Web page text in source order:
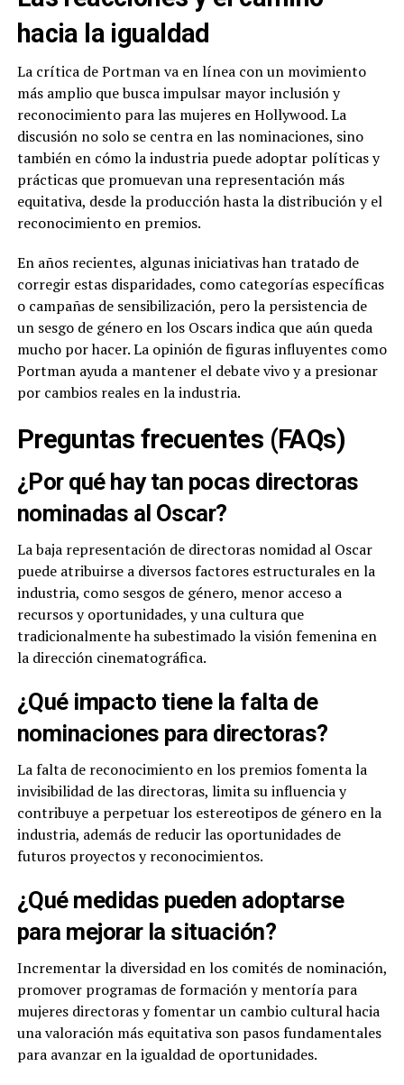
hacia la igualdad
La crítica de Portman va en línea con un movimiento
más amplio que busca impulsar mayor inclusión y
reconocimiento para las mujeres en Hollywood. La
discusión no solo se centra en las nominaciones, sino
también en cómo la industria puede adoptar políticas y
prácticas que promuevan una representación más
equitativa, desde la producción hasta la distribución y el
reconocimiento en premios.
En años recientes, algunas iniciativas han tratado de
corregir estas disparidades, como categorías específicas
o campañas de sensibilización, pero la persistencia de
un sesgo de género en los Oscars indica que aún queda
mucho por hacer. La opinión de figuras influyentes como
Portman ayuda a mantener el debate vivo y a presionar
por cambios reales en la industria.
Preguntas frecuentes (FAQs)
¿Por qué hay tan pocas directoras
nominadas al Oscar?
La baja representación de directoras nomidad al Oscar
puede atribuirse a diversos factores estructurales en la
industria, como sesgos de género, menor acceso a
recursos y oportunidades, y una cultura que
tradicionalmente ha subestimado la visión femenina en
la dirección cinematográfica.
¿Qué impacto tiene la falta de
nominaciones para directoras?
La falta de reconocimiento en los premios fomenta la
invisibilidad de las directoras, limita su influencia y
contribuye a perpetuar los estereotipos de género en la
industria, además de reducir las oportunidades de
futuros proyectos y reconocimientos.
¿Qué medidas pueden adoptarse
para mejorar la situación?
Incrementar la diversidad en los comités de nominación,
promover programas de formación y mentoría para
mujeres directoras y fomentar un cambio cultural hacia
una valoración más equitativa son pasos fundamentales
para avanzar en la igualdad de oportunidades.